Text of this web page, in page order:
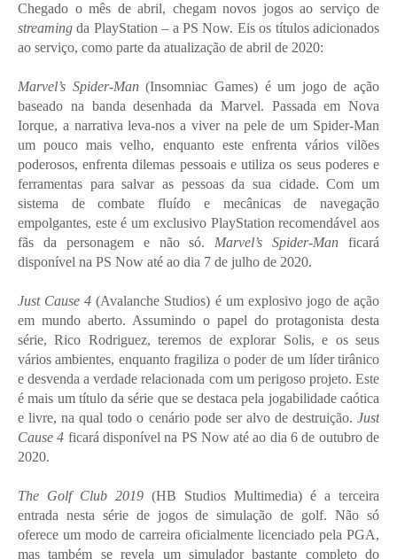
Chegado o mês de abril, chegam novos jogos ao serviço de
streaming da PlayStation – a PS Now. Eis os títulos adicionados
ao serviço, como parte da atualização de abril de 2020:
Marvel’s Spider-Man(Insomniac Games) é um jogo de ação
baseado na banda desenhada da Marvel. Passada em Nova
Iorque, a narrativa leva-nos a viver na pele de um Spider-Man
um pouco mais velho, enquanto este enfrenta vários vilões
poderosos, enfrenta dilemas pessoais e utiliza os seus poderes e
ferramentas para salvar as pessoas da sua cidade. Com um
sistema de combate fluído e mecânicas de navegação
empolgantes, este é um exclusivo PlayStation recomendável aos
fãs da personagem e não só. Marvel’s Spider-Man ficará
disponível na PS Now até ao dia 7 de julho de 2020.
Just Cause 4 (Avalanche Studios) é um explosivo jogo de ação
em mundo aberto. Assumindo o papel do protagonista desta
série, Rico Rodriguez, teremos de explorar Solis, e os seus
vários ambientes, enquanto fragiliza o poder de um líder tirânico
e desvenda a verdade relacionada com um perigoso projeto. Este
é mais um título da série que se destaca pela jogabilidade caótica
e livre, na qual todo o cenário pode ser alvo de destruição. Just
Cause 4 ficará disponível na PS Now até ao dia 6 de outubro de
2020.
The Golf Club 2019 (HB Studios Multimedia) é a terceira
entrada nesta série de jogos de simulação de golf. Não só
oferece um modo de carreira oficialmente licenciado pela PGA,
mas também se revela um simulador bastante completo do